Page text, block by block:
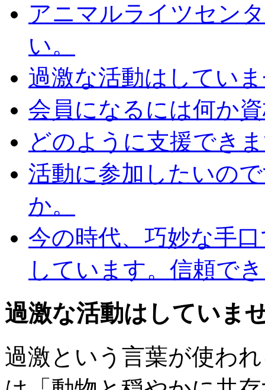
アニマルライツセン
い。
過激な活動はしてい
会員になるには何か
どのように支援でき
活動に参加したいの
か。
今の時代、巧妙な手
しています。信頼で
過激な活動はしていま
過激という言葉が使わ